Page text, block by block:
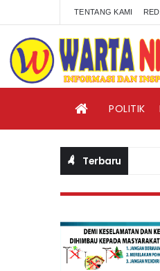
TENTANG KAMI
POLITIK
Terbaru